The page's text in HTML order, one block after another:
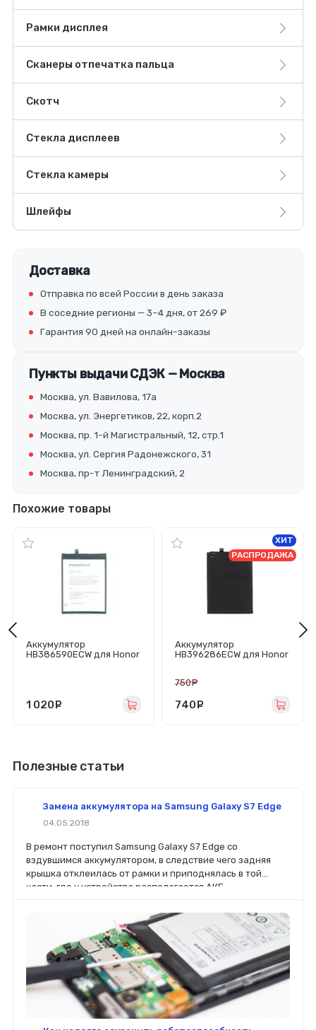
Рамки дисплея
Сканеры отпечатка пальца
Скотч
Стекла дисплеев
Стекла камеры
Шлейфы
Доставка
Отправка по всей России в день заказа
В соседние регионы — 3–4 дня, от 269 ₽
Гарантия 90 дней на онлайн-заказы
Пункты выдачи СДЭК — Москва
Москва, ул. Вавилова, 17а
Москва, ул. Энергетиков, 22, корп.2
Москва, пр. 1-й Магистральный, 12, стр.1
Москва, ул. Сергия Радонежского, 31
Москва, пр-т Ленинградский, 2
Похожие товары
Аккумулятор
HB386590ECW для Honor
1 020
Аккумулятор
HB396286ECW для Honor
2019 - Премиум
ХИТ
РАСПРОДАЖА
750
740
Полезные статьи
Замена аккумулятора на Samsung Galaxy S7 Edge
04.05.2018
В ремонт поступил Samsung Galaxy S7 Edge со
вздувшимся аккумулятором, в следствие чего задняя
крышка отклеилась от рамки и приподнялась в той
части, где у устройства располагается АКБ.